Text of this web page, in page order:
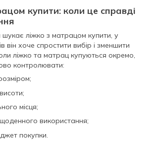
купити: коли це справді
ліжко з матрацом купити, у
він хоче спростити вибір і зменшити
ліжко та матрац купуються окремо,
контролювати:
місця;
використання;
покупки.